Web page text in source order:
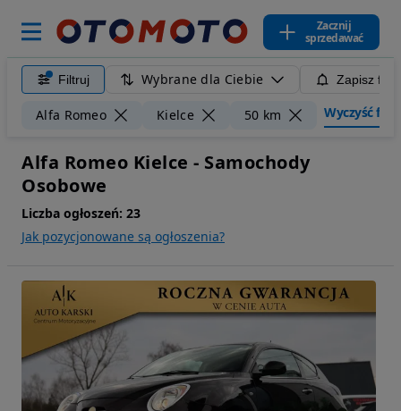
Zacznij
sprzedawać
Filtruj Wybrane dla Ciebie Zapisz
Alfa Romeo Kielce 50 km Wyczyść
Alfa Romeo Kielce - Samochody
Osobowe
Liczba ogłoszeń: 23
Jak pozycjonowane są ogłoszenia?